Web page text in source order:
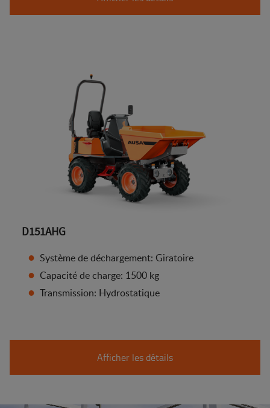
D151AHG
Système de déchargement: Giratoire
Capacité de charge: 1500 kg
Transmission: Hydrostatique
Afficher les détails